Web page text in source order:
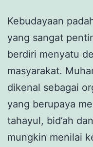
Kebudayaan
yang sangat
berdiri menyatu
masyarakat.
dikenal sebagai
yang berupaya
tahayul, bid’ah
mungkin menilai